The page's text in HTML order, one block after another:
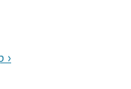
›